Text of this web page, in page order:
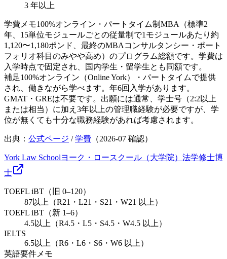
3 年以上
学費メモ100%オンライン・パートタイム制MBA（標準2
年、15単位モジュールごとの従量制で1モジュールあたり約
1,120〜1,180ポンド、最終のMBAコンサルタンシー・ポート
フォリオ科目のみやや高め）のプログラム総額です。学費は
入学時点で固定され、国内学生・留学生とも同額です。
補足100%オンライン（Online York）・パートタイムで提供
され、働きながら学べます。年6回入学があります。
GMAT・GREは不要です。出願には通常、学士号（2:2以上
または相当）に加え3年以上の管理職経験が必要ですが、学
位が無くても十分な職務経験があれば考慮されます。
出典： 公式ページ /学費 （2026-07 確認）
York Law Schoolヨーク・ロースクール（大学院） 法学修士博
士
TOEFL iBT（旧 0–120）
87以上（R21・L21・S21・W21 以上）
TOEFL iBT（新 1–6）
4.5以上（R4.5・L5・S4.5・W4.5 以上）
IELTS
6.5以上（R6・L6・S6・W6 以上）
英語要件メモ